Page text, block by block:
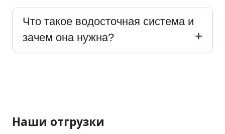
Что такое водосточная система и
зачем она нужна?
Наши отгрузки